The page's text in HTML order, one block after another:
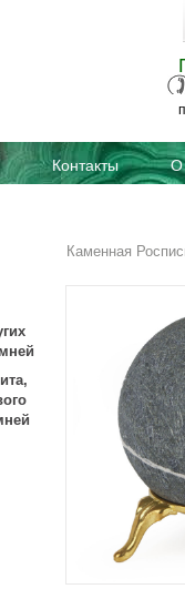
Контакты О
Каменная